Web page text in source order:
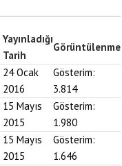
Yayınladığı
Tarih
Görüntülenme
24 Ocak
2016
Gösterim:
3.814
15 Mayıs
2015
Gösterim:
1.980
15 Mayıs
2015
Gösterim:
1.646